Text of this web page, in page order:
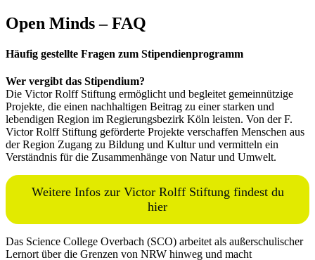
Open Minds – FAQ
Häufig gestellte Fragen zum Stipendienprogramm
Wer vergibt das Stipendium?
Die Victor Rolff Stiftung ermöglicht und begleitet gemeinnützige
Projekte, die einen nachhaltigen Beitrag zu einer starken und
lebendigen Region im Regierungsbezirk Köln leisten. Von der F.
Victor Rolff Stiftung geförderte Projekte verschaffen Menschen aus
der Region Zugang zu Bildung und Kultur und vermitteln ein
Verständnis für die Zusammenhänge von Natur und Umwelt.
Weitere Infos zur Victor Rolff Stiftung findest du
hier
Das Science College Overbach (SCO) arbeitet als außerschulischer
Lernort über die Grenzen von NRW hinweg und macht